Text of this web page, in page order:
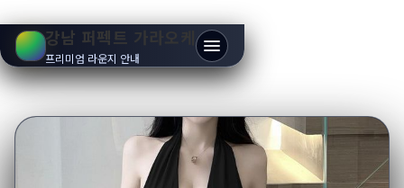
강남 퍼펙트 가라오케
프리미엄 라운지 안내